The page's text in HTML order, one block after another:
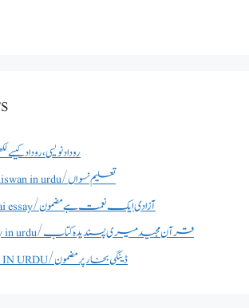
روداد نویسی ،روداد
essay on taleem e niswan in urdu/تعلیم نسواں
azadi aik Naimat hai essay/آزادی ایک نعمت ہے مضمون
quran majeed essay in urdu/قرآن مجید میری پسندیدہ کتاب
DENGUE ESSAY IN URDU/ڈینگی بخار پر مضمون